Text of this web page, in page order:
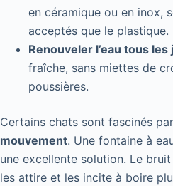
en céramique ou en inox,
acceptés que le plastique.
Renouveler l’eau tous les
fraîche, sans miettes de
poussières.
Certains chats sont fascinés par
mouvement. Une fontaine à
une excellente solution. Le bruit
les attire et les incite à boire